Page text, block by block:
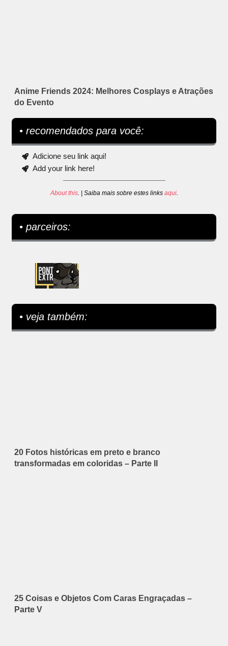
Anime Friends 2024: Melhores Cosplays e Atrações
do Evento
• recomendados para você:
Adicione seu link aqui!
Add your link here!
About this. | Saiba mais sobre estes links aqui.
• parceiros:
• veja também:
20 Fotos históricas em preto e branco
transformadas em coloridas – Parte II
25 Coisas e Objetos Com Caras Engraçadas –
Parte V